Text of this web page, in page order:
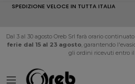
SPEDIZIONE VELOCE IN TUTTA ITALIA
Dal 3 al 30 agosto Oreb Srl farà orario continuato
ferie dal 15 al 23 agosto, garantendo
gli ordini ricevuti entro il